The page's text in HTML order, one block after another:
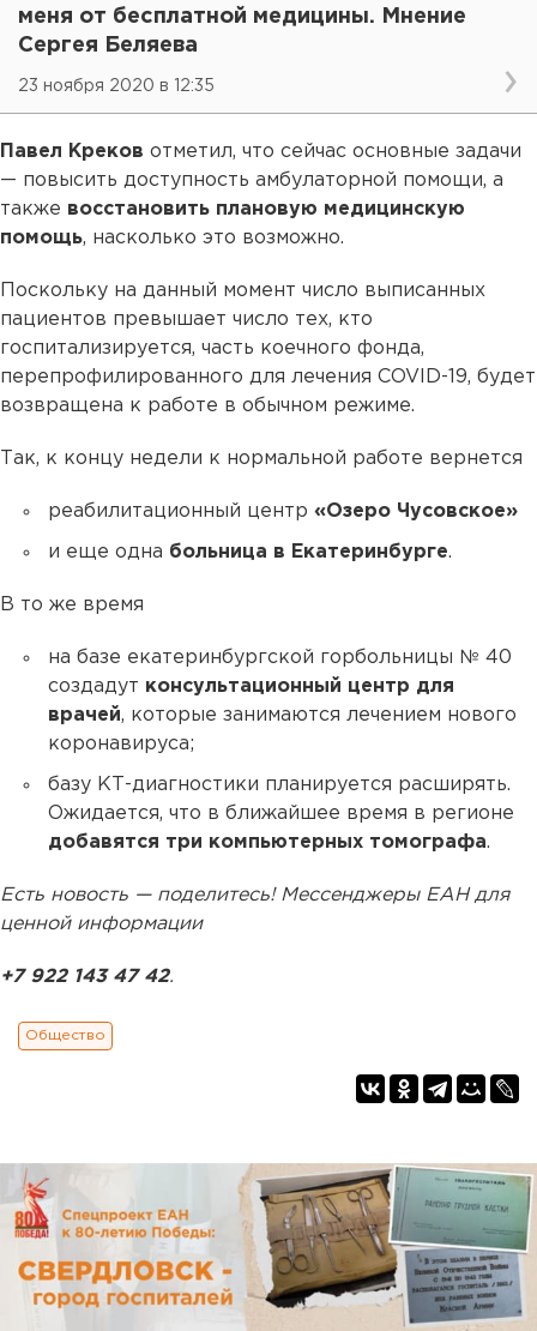
меня от бесплатной медицины. Мнение
Сергея Беляева
23 ноября 2020 в 12:35
Павел Креков отметил, что сейчас основные задачи
— повысить доступность амбулаторной помощи, а
также восстановить плановую медицинскую
помощь, насколько это возможно.
Поскольку на данный момент число выписанных
пациентов превышает число тех, кто
госпитализируется, часть коечного фонда,
перепрофилированного для лечения COVID-19, будет
возвращена к работе в обычном режиме.
Так, к концу недели к нормальной работе вернется
реабилитационный центр «Озеро Чусовское»
и еще одна больница в Екатеринбурге.
В то же время
на базе екатеринбургской горбольницы № 40
создадут консультационный центр для
врачей, которые занимаются лечением нового
коронавируса;
базу КТ-диагностики планируется расширять.
Ожидается, что в ближайшее время в регионе
добавятся три компьютерных томографа.
Есть новость — поделитесь! Мессенджеры ЕАН для
ценной информации
+7 922 143 47 42.
Общество